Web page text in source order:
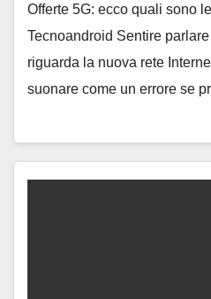
Offerte 5G: ecco quali sono
Tecnoandroid Sentire
riguarda la nuova rete
suonare come un errore se